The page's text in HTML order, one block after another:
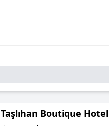
Taşlıhan Boutique Hotel